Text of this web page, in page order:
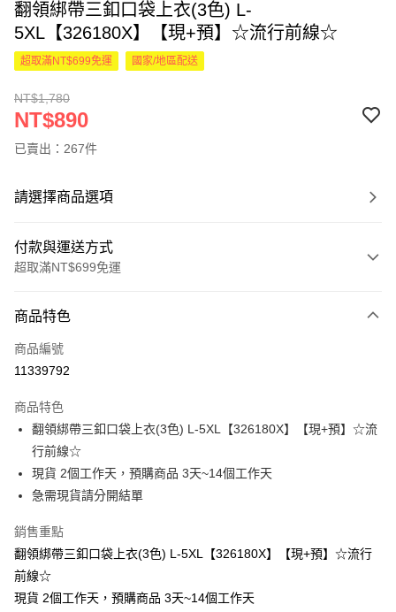
翻領綁帶三釦口袋上衣(3色) L-
5XL【326180X】【現+預】☆流行前線☆
超取滿NT$699免運 國家/地區配送
NT$1,780
NT$890
已賣出：267件
請選擇商品選項
付款與運送方式
超取滿NT$699免運
信用卡一次付款
超商取貨付款
Apple Pay
街口支付
悠遊付
Google Pay
全支付
商品特色
商品編號
11339792
商品特色
翻領綁帶三釦口袋上衣(3色) L-5XL【326180X】【現+預】☆流
行前線☆
現貨 2個工作天，預購商品 3天~14個工作天
急需現貨請分開結單
銷售重點
翻領綁帶三釦口袋上衣(3色) L-5XL【326180X】【現+預】☆流行
前線☆
現貨 2個工作天，預購商品 3天~14個工作天